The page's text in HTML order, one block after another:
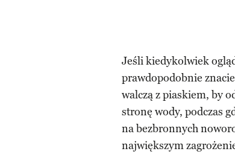
Jeśli kiedykolwiek
prawdopodobnie
walczą z piaskiem, by
stronę wody, podczas
na bezbronnych
największym